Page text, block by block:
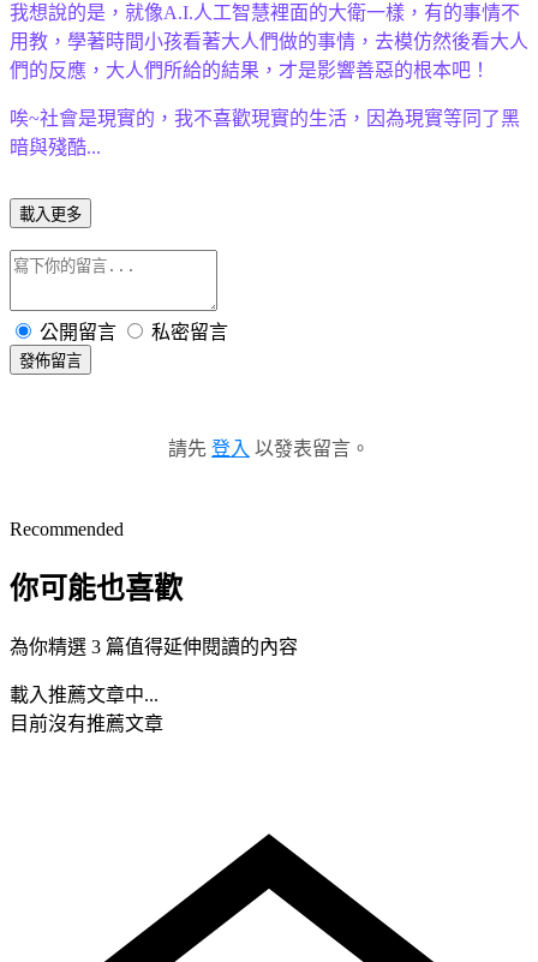
我想說的是，就像A.I.人工智慧裡面的大衛一樣，有的事情不
用教，學著時間小孩看著大人們做的事情，去模仿然後看大人
們的反應，大人們所給的結果，才是影響善惡的根本吧！
唉~社會是現實的，我不喜歡現實的生活，因為現實等同了黑
暗與殘酷...
載入更多
公開留言 私密留言
發佈留言
請先 登入 以發表留言。
Recommended
你可能也喜歡
為你精選 3 篇值得延伸閱讀的內容
載入推薦文章中...
目前沒有推薦文章